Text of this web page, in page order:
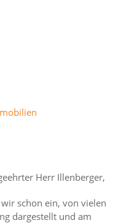
Herr Illenberger,
schon ein, von vielen
dargestellt und am